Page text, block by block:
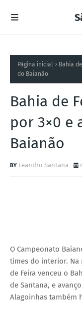
Página inicial
Bahia
do Baianão
Bahia de
por 3×0 e
Baianão
Leandro Santana
O Campeonato
times do interior. Na
de Feira venceu o
de Santana, e
Alagoinhas também